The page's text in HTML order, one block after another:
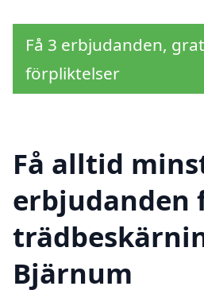
Få 3 erbjudanden,
förpliktelser
Få alltid
erbjudanden
Bjärnum